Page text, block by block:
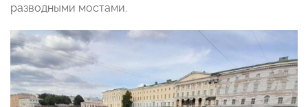
разводными мостами.